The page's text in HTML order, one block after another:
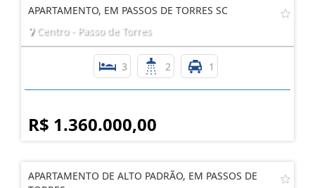
APARTAMENTO, EM PASSOS DE TORRES SC
Centro - Passo de Torres
3 2 1
R$ 1.360.000,00
APARTAMENTO DE ALTO PADRÃO, EM PASSOS DE